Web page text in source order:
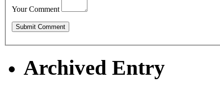
Your Comment
Archived Entry